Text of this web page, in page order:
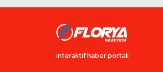
interaktif haber portalı